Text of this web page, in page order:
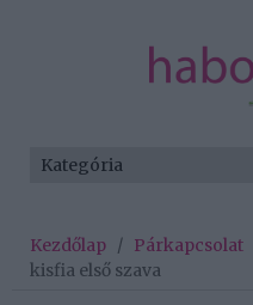
Kezdőlap / Párkapcsolat
kisfia első szava